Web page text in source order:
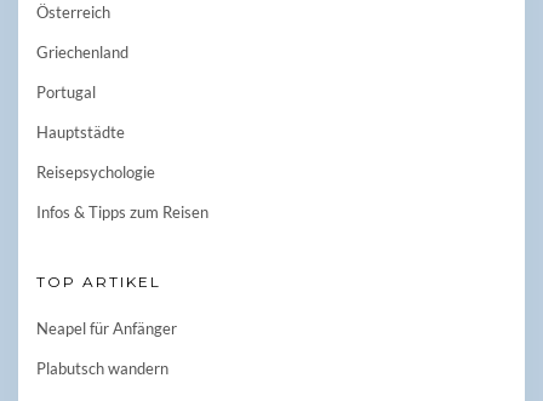
Österreich
Griechenland
Portugal
Hauptstädte
Reisepsychologie
Infos & Tipps zum Reisen
TOP ARTIKEL
Neapel für Anfänger
Plabutsch wandern